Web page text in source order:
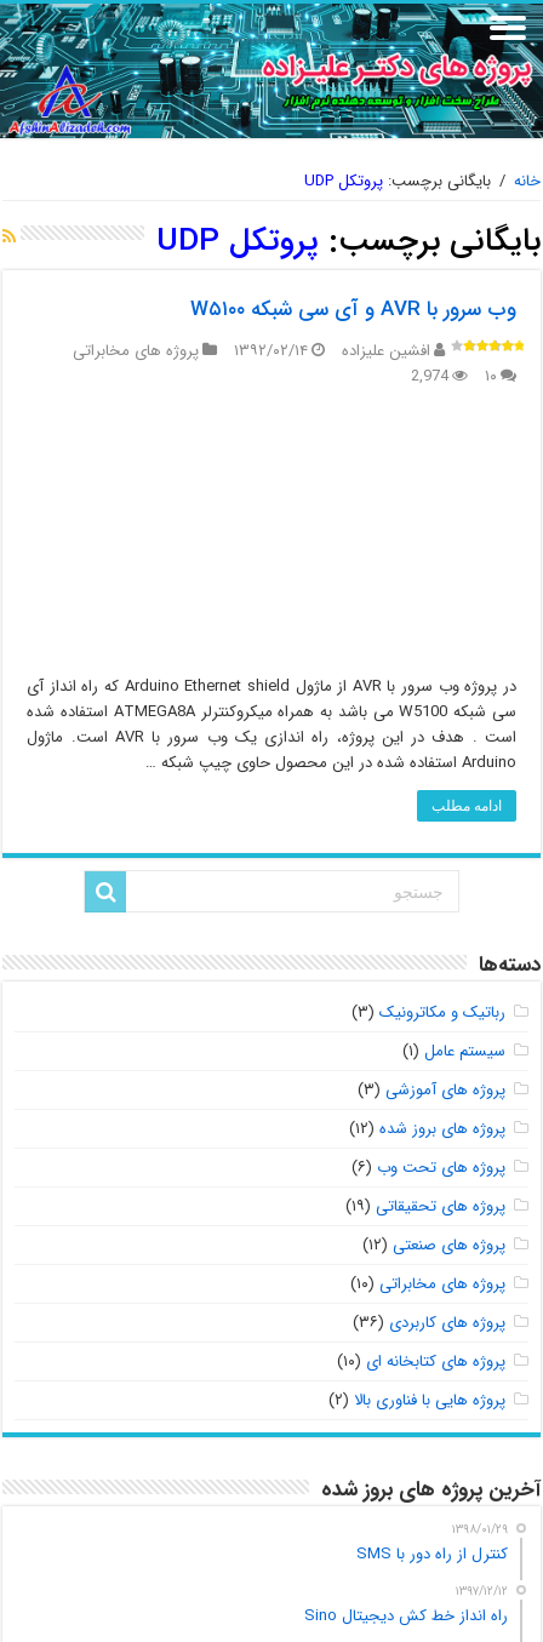
خانه / بایگانی برچسب:پروتکل UDP
بایگانی برچسب: پروتکل UDP
وب سرور با AVR و آی سی شبکه W۵۱۰۰
افشین علیزاده ۱۳۹۲/۰۲/۱۴
پروژه های مخابراتی
۱۰
2,974
در پروژه وب سرور با AVR از ماژول Arduino Ethernet shield که راه انداز آی
سی شبکه W5100 می باشد به همراه میکروکنترلر ATMEGA8A استفاده شده
است . هدف در این پروژه، راه اندازی یک وب سرور با AVR است. ماژول
Arduino استفاده شده در این محصول حاوی چیپ شبکه …
ادامه مطلب
دسته‌ها
رباتیک و مکاترونیک (۳)
سیستم عامل (۱)
پروژه های آموزشی (۳)
پروژه های بروز شده (۱۲)
پروژه های تحت وب (۶)
پروژه های تحقیقاتی (۱۹)
پروژه های صنعتی (۱۲)
پروژه های مخابراتی (۱۰)
پروژه های کاربردی (۳۶)
پروژه های کتابخانه ای (۱۰)
پروژه هایی با فناوری بالا (۲)
آخرین پروژه های بروز شده
۱۳۹۸/۰۱/۲۹
کنترل از راه دور با SMS
۱۳۹۷/۱۲/۱۲
راه انداز خط کش دیجیتال Sino